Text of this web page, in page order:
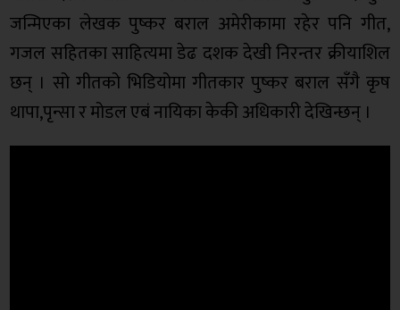
जन्मिएका लेखक पुष्कर बराल अमेरीकामा रहेर पनि गीत,
गजल सहितका साहित्यमा डेढ दशक देखी निरन्तर क्रीयाशिल
छन् । सो गीतको भिडियोमा गीतकार पुष्कर बराल सँगै कृष
थापा,पृन्सा र मोडल एबं नायिका केकी अधिकारी देखिन्छन् ।